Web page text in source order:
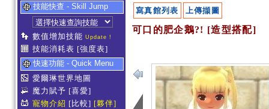
技能快查 - Skill Jump
數值增加技能 Update !
技能消耗表 [強度表]
快速功能 - Quick Menu
愛爾琳世界地圖
魔力賦予 [喜愛]
寵物介紹 [比較] [夥伴]
寫真館列表 上傳擷圖
可口的肥企鵝?! [造型搭配]